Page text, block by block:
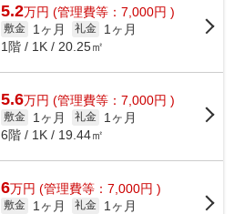
5.2万円 (管理費等：7,000円 )
敷金 1ヶ月 礼金
1ヶ月
1階 / 1K / 20.25㎡
5.6万円 (管理費等：7,000円 )
敷金 1ヶ月 礼金
1ヶ月
6階 / 1K / 19.44㎡
6万円 (管理費等：7,000円 )
敷金 1ヶ月 礼金
1ヶ月